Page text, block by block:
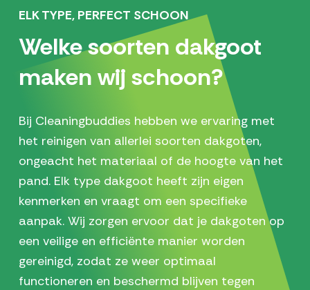
ELK TYPE, PERFECT SCHOON
Welke soorten dakgoot
maken wij schoon?
Bij Cleaningbuddies hebben we ervaring met
het reinigen van allerlei soorten dakgoten,
ongeacht het materiaal of de hoogte van het
pand. Elk type dakgoot heeft zijn eigen
kenmerken en vraagt om een specifieke
aanpak. Wij zorgen ervoor dat je dakgoten op
een veilige en efficiënte manier worden
gereinigd, zodat ze weer optimaal
functioneren en beschermd blijven tegen